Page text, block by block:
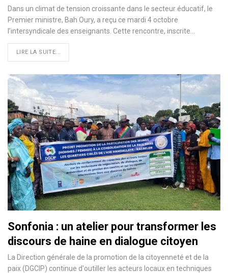
Dans un climat de tension croissante dans le secteur éducatif, le
Premier ministre, Bah Oury, a reçu ce mardi 4 octobre
l’intersyndicale des enseignants. Cette rencontre, inscrite…
LIRE LA SUITE...
Sonfonia : un atelier pour transformer les
discours de haine en dialogue citoyen
La Direction générale de la promotion de la citoyenneté et de la
paix (DGCIP) continue d'outiller les acteurs locaux en techniques